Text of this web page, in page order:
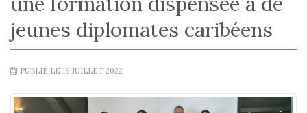
jeunes diplomates caribéens
PUBLIÉ LE 18 JUILLET 2022